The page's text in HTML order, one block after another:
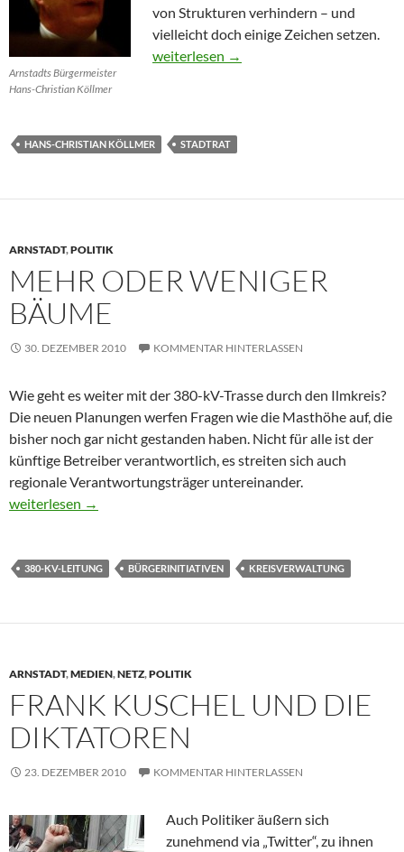
Arnstadts Bürgermeister
Hans-Christian Köllmer
von Strukturen verhindern – und
vielleicht doch einige Zeichen setzen.
Verwaltung des Mangels
weiterlesen →
HANS-CHRISTIAN KÖLLMER STADTRAT
ARNSTADT,POLITIK
MEHR ODER WENIGER
BÄUME
30. DEZEMBER 2010 KOMMENTAR HINTERLASSEN
Wie geht es weiter mit der 380-kV-Trasse durch den Ilmkreis?
Die neuen Planungen werfen Fragen wie die Masthöhe auf, die
bisher noch gar nicht gestanden haben. Nicht für alle ist der
künftige Betreiber verantwortlich, es streiten sich auch
regionale Verantwortungsträger untereinander.
Mehr oder weniger Bäume
weiterlesen →
380-KV-LEITUNG BÜRGERINITIATIVEN KREISVERWALTUNG
ARNSTADT,MEDIEN,NETZ,POLITIK
FRANK KUSCHEL UND DIE
DIKTATOREN
23. DEZEMBER 2010 KOMMENTAR HINTERLASSEN
Auch Politiker äußern sich
zunehmend via „Twitter“, zu ihnen